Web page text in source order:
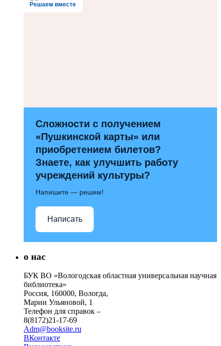
Решаем вместе
Сложности с получением
«Пушкинской карты» или
приобретением билетов?
Знаете, как улучшить работу
учреждений культуры?
Напишите — решим!
Написать
о нас
БУК ВО «Вологодская областная универсальная научная
библиотека»
Россия, 160000, Вологда,
Марии Ульяновой, 1
Телефон для справок –
8(8172)21-17-69
Adm@booksite.ru
ВКонтакте